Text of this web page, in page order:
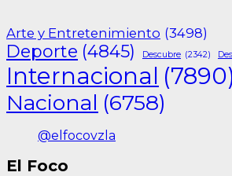
Arte y Entretenimiento (3498)
Deporte (4845) Descubre (2342)
Internacional (7890)
Nacional (6758)
@elfocovzla
El Foco